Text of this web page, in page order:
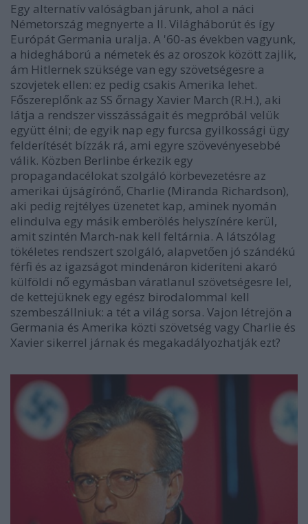
Egy alternatív valóságban járunk, ahol a náci
Németország megnyerte a II. Világháborút és így
Európát Germania uralja. A '60-as években vagyunk,
a hidegháború a németek és az oroszok között zajlik,
ám Hitlernek szüksége van egy szövetségesre a
szovjetek ellen: ez pedig csakis Amerika lehet.
Főszereplőnk az SS őrnagy Xavier March (R.H.), aki
látja a rendszer visszásságait és megpróbál velük
együtt élni; de egyik nap egy furcsa gyilkossági ügy
felderítését bízzák rá, ami egyre szövevényesebbé
válik. Közben Berlinbe érkezik egy
propagandacélokat szolgáló körbevezetésre az
amerikai újságírónő, Charlie (Miranda Richardson),
aki pedig rejtélyes üzenetet kap, aminek nyomán
elindulva egy másik emberölés helyszínére kerül,
amit szintén March-nak kell feltárnia. A látszólag
tökéletes rendszert szolgáló, alapvetően jó szándékú
férfi és az igazságot mindenáron kideríteni akaró
külföldi nő egymásban váratlanul szövetségesre lel,
de kettejüknek egy egész birodalommal kell
szembeszállniuk: a tét a világ sorsa. Vajon létrejön a
Germania és Amerika közti szövetség vagy Charlie és
Xavier sikerrel járnak és megakadályozhatják ezt?